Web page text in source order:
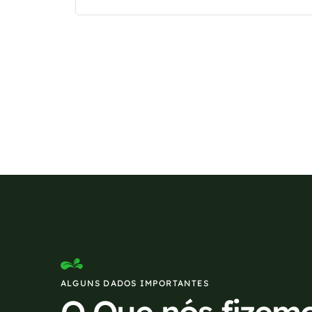
ALGUNS DADOS IMPORTANTES